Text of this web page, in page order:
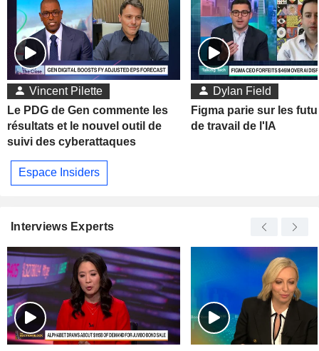
Vincent Pilette
Le PDG de Gen commente les
résultats et le nouvel outil de
suivi des cyberattaques
Dylan Field
Figma parie sur les
de travail de l'IA
Espace Insiders
Interviews Experts